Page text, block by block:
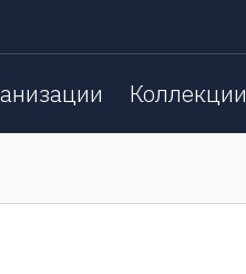
Коллекции